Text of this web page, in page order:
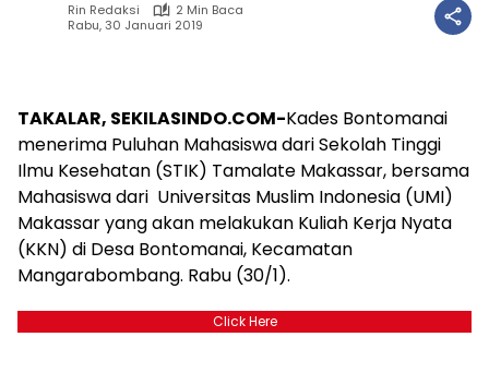
Rin Redaksi
2 Min Baca
Rabu, 30 Januari 2019
TAKALAR, SEKILASINDO.COM-Kades Bontomanai
menerima Puluhan Mahasiswa dari Sekolah Tinggi
Ilmu Kesehatan (STIK) Tamalate Makassar, bersama
Mahasiswa dari Universitas Muslim Indonesia (UMI)
Makassar yang akan melakukan Kuliah Kerja Nyata
(KKN) di Desa Bontomanai, Kecamatan
Mangarabombang. Rabu (30/1).
Click Here